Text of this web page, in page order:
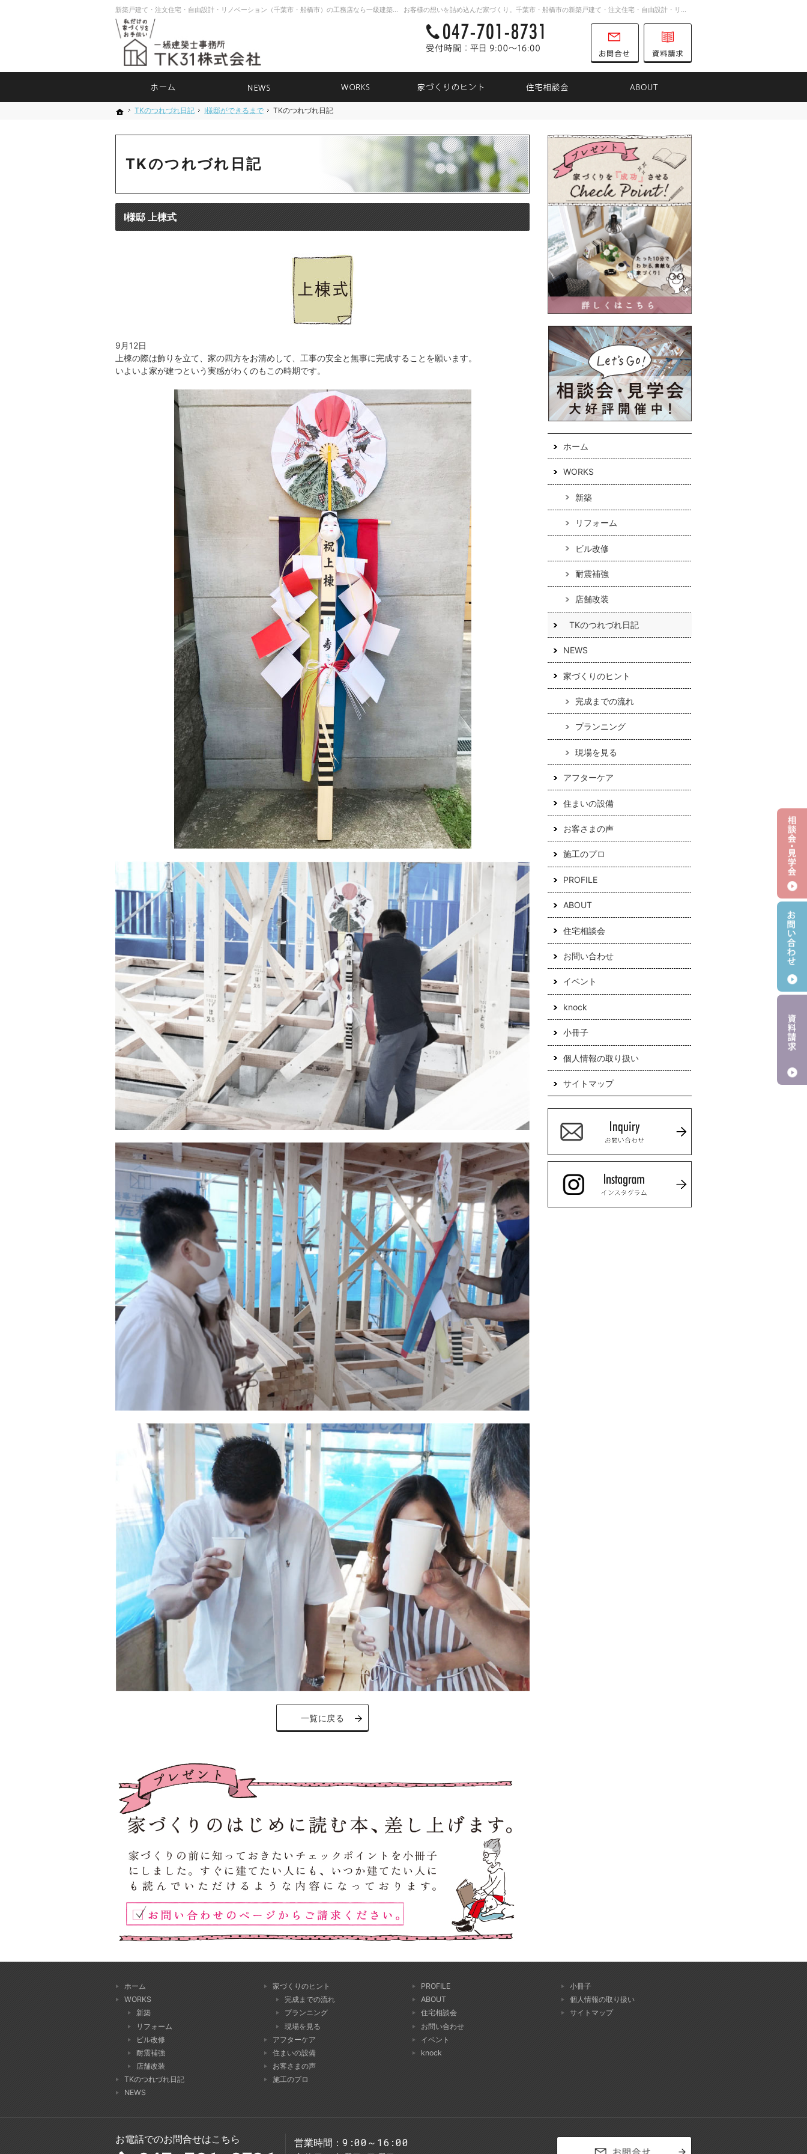
ホーム
TKのつれづれ日記 I様邸ができるまで TKのつれづれ日記
TKのつれづれ日記
お客様の想いを詰め込んだ家づくり。千葉市・船橋市の新築戸建て・注文住宅・自由設計・リノベーションを手がける工務店ならTK31へ。
新築戸建て・注文住宅・自由設計・リノベーション（千葉市・船橋市）の工務店なら一級建築士事務所TK31
TKのつれづれ日記
I様邸 上棟式
9月12日
上棟の際は飾りを立て、家の四方をお清めして、工事の安全と無事に完成することを願います。
いよいよ家が建つという実感がわくのもこの時期です。
一覧に戻る
ホーム
WORKS
新築
リフォーム
ビル改修
耐震補強
店舗改装
TKのつれづれ日記
NEWS
家づくりのヒント
完成までの流れ
プランニング
現場を見る
アフターケア
住まいの設備
お客さまの声
施工のプロ
PROFILE
ABOUT
住宅相談会
お問い合わせ
イベント
knock
小冊子
個人情報の取り扱い
サイトマップ
047-701-8731
営業時間
9:00～16:00
定休日
土曜日
日曜日 お問合せ
ホーム
TKのつれづれ日記 I様邸ができるまで TKのつれづれ日記
ホーム
WORKS
新築
リフォーム
ビル改修
耐震補強
店舗改装
TKのつれづれ日記
NEWS
家づくりのヒント
完成までの流れ
プランニング
現場を見る
アフターケア
住まいの設備
お客さまの声
施工のプロ
PROFILE
ABOUT
住宅相談会
お問い合わせ
イベント
knock
小冊子
個人情報の取り扱い
サイトマップ
お電話でのお問合せはこちら 営業時間 9:00～16:00